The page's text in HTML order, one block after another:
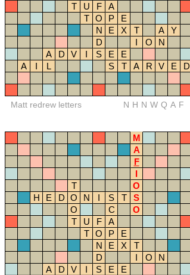
T
U F
A
T
O P
E
N
E X T A
Y
D
I O
N
A
D V I S E
E
A
I L S T A R V E D
Matt redrew letters NHNWQAF
M
A
F
I
T
O
H
E D O N I S T
S
O
C
O
T
U F
A
T
O P
E
N
E X
T
D
I O
N
A
D V I S E
E